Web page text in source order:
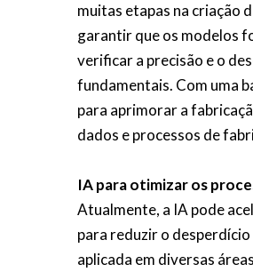
muitas etapas na criação
garantir que os modelos
verificar a precisão e o
fundamentais. Com uma
para aprimorar a
dados e processos de
IA para otimizar os
Atualmente, a IA pode
para reduzir o
aplicada em diversas